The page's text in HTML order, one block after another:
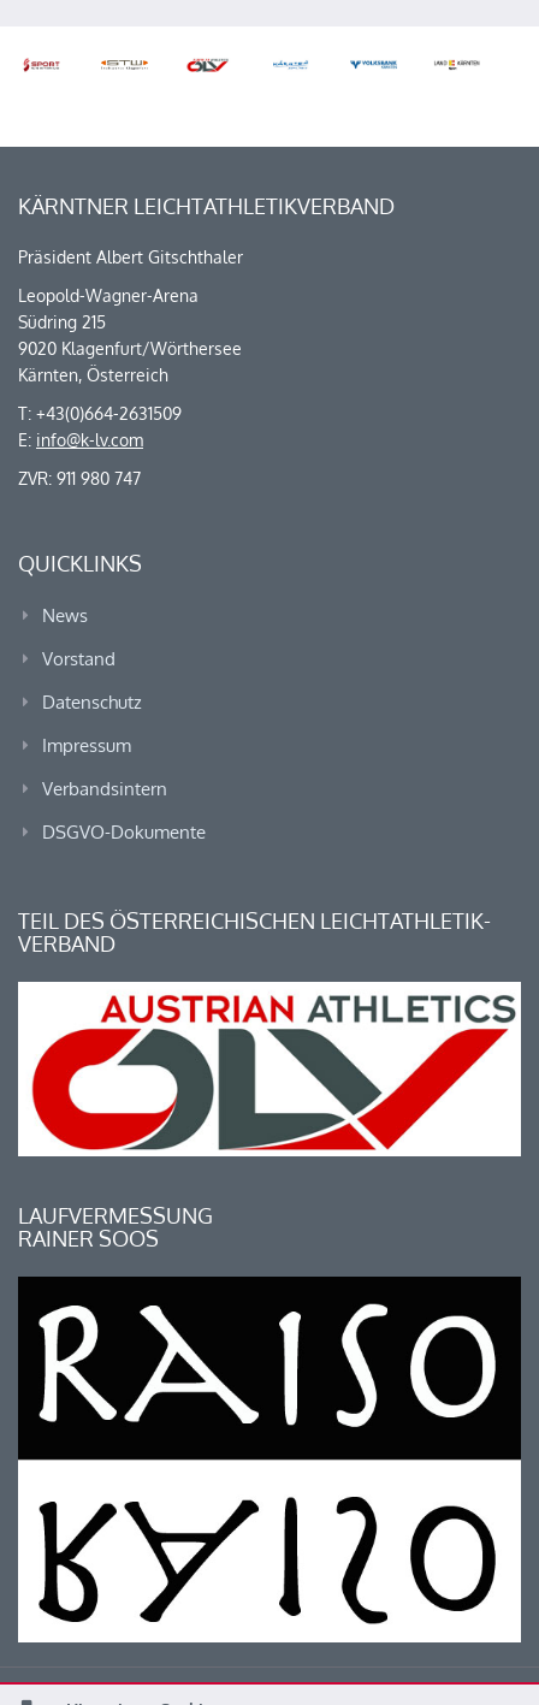
KÄRNTNER LEICHTATHLETIKVERBAND
Präsident Albert Gitschthaler
Leopold-Wagner-Arena
Südring 215
9020 Klagenfurt/Wörthersee
Kärnten, Österreich
T: +43(0)664-2631509
E: info@k-lv.com
ZVR: 911 980 747
QUICKLINKS
News
Vorstand
Datenschutz
Impressum
Verbandsintern
DSGVO-Dokumente
TEIL DES ÖSTERREICHISCHEN LEICHTATHLETIK-
VERBAND
LAUFVERMESSUNG
RAINER SOOS